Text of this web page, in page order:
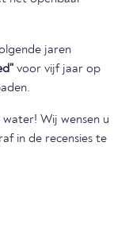
jaren
voor vijf jaar op
Wij wensen u
in de recensies te